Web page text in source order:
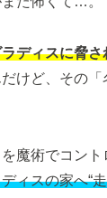
ディスに脅さ
だけど、その
魔術でコント
ィスの家へ“